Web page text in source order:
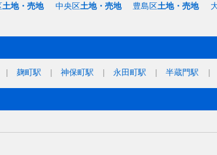
土地・売地 中央区土地・売地 豊島区土地・売地
麹町駅 神保町駅 永田町駅 半蔵門駅